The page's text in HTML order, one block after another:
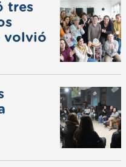
tres
volvió